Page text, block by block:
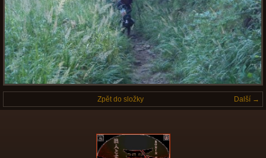
Další →
Zpět do složky